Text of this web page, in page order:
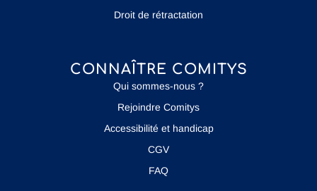
Droit de rétractation
CONNAÎTRE COMITYS
Qui sommes-nous ?
Rejoindre Comitys
Accessibilité et handicap
CGV
FAQ